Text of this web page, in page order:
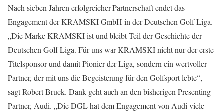
Nach sieben Jahren erfolgreicher Partnerschaft endet das
Engagement der KRAMSKI GmbH in der Deutschen Golf Liga.
„Die Marke KRAMSKI ist und bleibt Teil der Geschichte der
Deutschen Golf Liga. Für uns war KRAMSKI nicht nur der erste
Titelsponsor und damit Pionier der Liga, sondern ein wertvoller
Partner, der mit uns die Begeisterung für den Golfsport lebte“,
sagt Robert Bruck. Dank geht auch an den bisherigen Presenting-
Partner, Audi. „Die DGL hat dem Engagement von Audi viele